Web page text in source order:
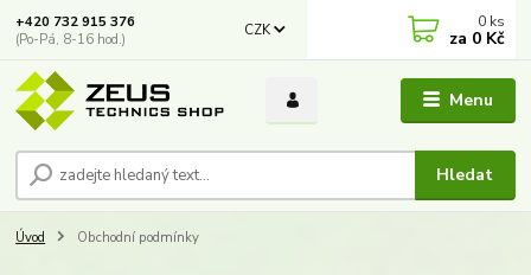
Menu
CZK
Hledat
+420 732 915 376
(Po-Pá, 8-16 hod.)
0 ks
za 0 Kč
Úvod Obchodní podmínky